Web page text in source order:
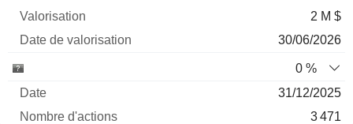
2 M $
30/06/2026
0 %
31/12/2025
3 471